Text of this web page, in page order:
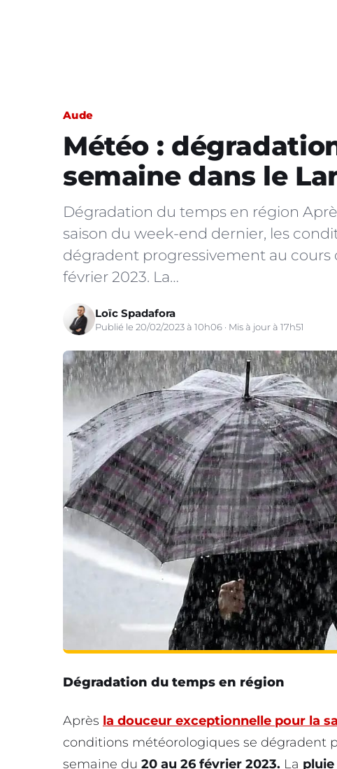
Aude
Météo :
semaine dans le
Dégradation du temps en région
saison du week-end dernier, les
dégradent progressivement au cours
février 2023. La…
Loïc Spadafora
Publié le 20/02/2023 à 10h06 · Mis à jour à 17h51
Dégradation du temps en région
Après la douceur exceptionnelle pour la
conditions météorologiques se dégradent
semaine du 20 au 26 février 2023. La pluie